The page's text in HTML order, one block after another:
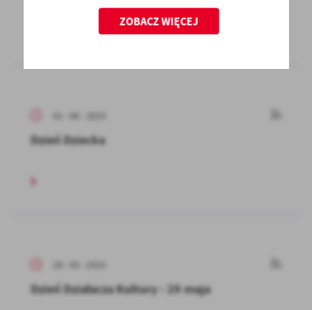
01 - 06 - 2023
Dzień Dziecka
Dzień Działacza Kultury - 29 maja
ZOBACZ WIĘCEJ